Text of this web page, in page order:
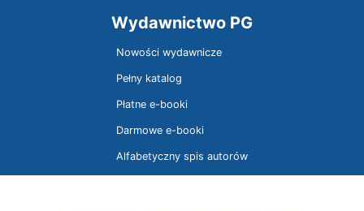
Wydawnictwo PG
Nowości wydawnicze
Pełny katalog
Płatne e-booki
Darmowe e-booki
Alfabetyczny spis autorów